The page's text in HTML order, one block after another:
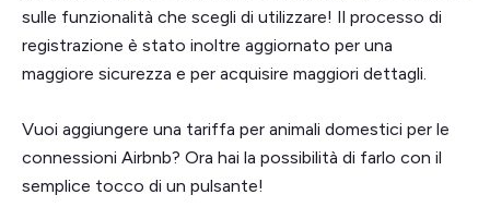
sulle funzionalità che scegli di utilizzare! Il processo di
registrazione è stato inoltre aggiornato per una
maggiore sicurezza e per acquisire maggiori dettagli.
Vuoi aggiungere una tariffa per animali domestici per le
connessioni Airbnb? Ora hai la possibilità di farlo con il
semplice tocco di un pulsante!